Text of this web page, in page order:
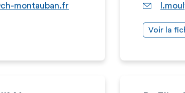
montauban.fr
Voir la